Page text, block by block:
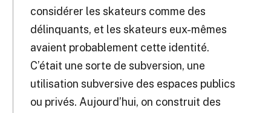
considérer les skateurs comme des
délinquants, et les skateurs eux-mêmes
avaient probablement cette identité.
C’était une sorte de subversion, une
utilisation subversive des espaces publics
ou privés. Aujourd’hui, on construit des